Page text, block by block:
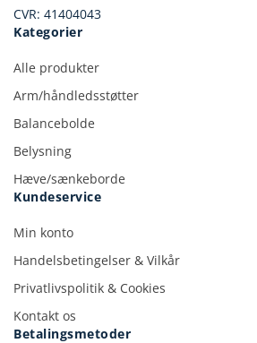
CVR: 41404043
Kategorier
Alle produkter
Arm/håndledsstøtter
Balancebolde
Belysning
Hæve/sænkeborde
Kundeservice
Min konto
Handelsbetingelser & Vilkår
Privatlivspolitik & Cookies
Kontakt os
Betalingsmetoder